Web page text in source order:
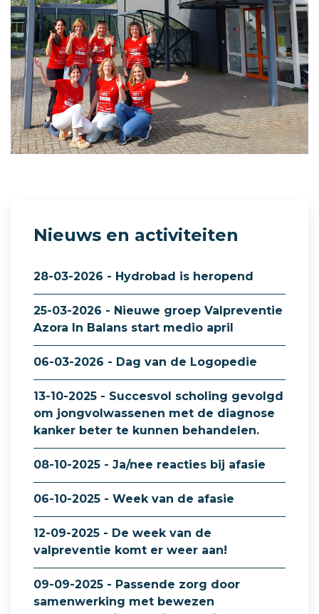
Nieuws en activiteiten
28-03-2026 - Hydrobad is heropend
25-03-2026 - Nieuwe groep Valpreventie
Azora In Balans start medio april
06-03-2026 - Dag van de Logopedie
13-10-2025 - Succesvol scholing gevolgd
om jongvolwassenen met de diagnose
kanker beter te kunnen behandelen.
08-10-2025 - Ja/nee reacties bij afasie
06-10-2025 - Week van de afasie
12-09-2025 - De week van de
valpreventie komt er weer aan!
09-09-2025 - Passende zorg door
samenwerking met bewezen